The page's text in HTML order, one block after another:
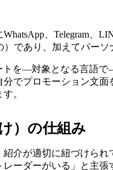
、Telegram、
であり、加えてパー
トを—対象となる言
でプロモーション文
。
）の仕組み
介が適切に紐づけら
ーダーがいる」と主